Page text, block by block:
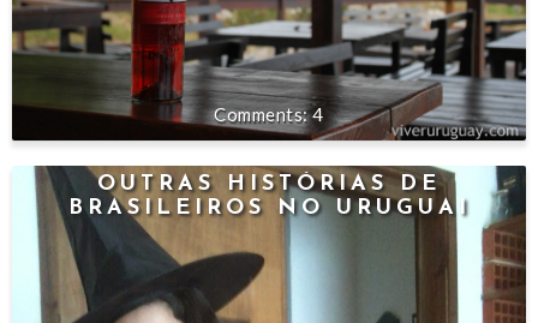
4
OUTRAS HISTÓRIAS DE
BRASILEIROS NO URUGUAI